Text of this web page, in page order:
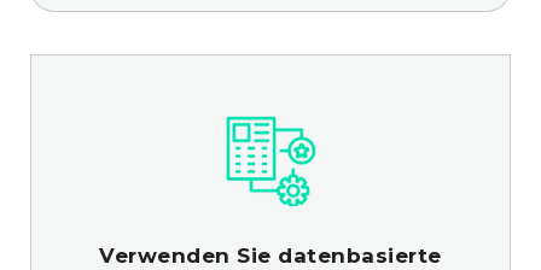
Verwenden Sie datenbasierte